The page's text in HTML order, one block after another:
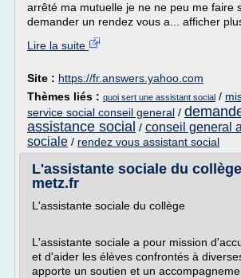
arrêté ma mutuelle je ne ne peu me faire
demander un rendez vous a... afficher
Lire la suite
Site : https://fr.answers.yahoo.com
Thèmes liés : quoi sert une assistant social /
service social conseil general /
assistance social / conseil general
sociale / rendez vous assistant social
L'assistante sociale du
metz.fr
L'assistante sociale du collège
L'assistante sociale a pour mission
et d'aider les élèves confrontés à
apporte un soutien et un